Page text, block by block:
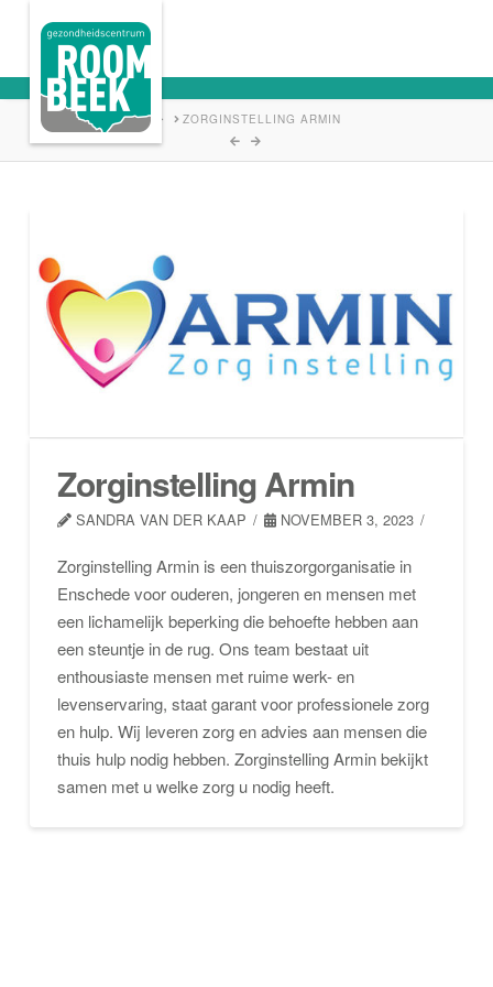
HOMEZORGINSTELLING ARMIN
Zorginstelling Armin
SANDRA VAN DER KAAP NOVEMBER 3, 2023
Zorginstelling Armin is een thuiszorgorganisatie in
Enschede voor ouderen, jongeren en mensen met
een lichamelijk beperking die behoefte hebben aan
een steuntje in de rug. Ons team bestaat uit
enthousiaste mensen met ruime werk- en
levenservaring, staat garant voor professionele zorg
en hulp. Wij leveren zorg en advies aan mensen die
thuis hulp nodig hebben. Zorginstelling Armin bekijkt
samen met u welke zorg u nodig heeft.